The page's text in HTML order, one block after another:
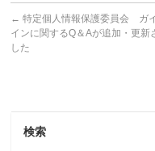
← 特定個人情報保護委員会 ガ
インに関するQ＆Aが追加・更新
した
検索